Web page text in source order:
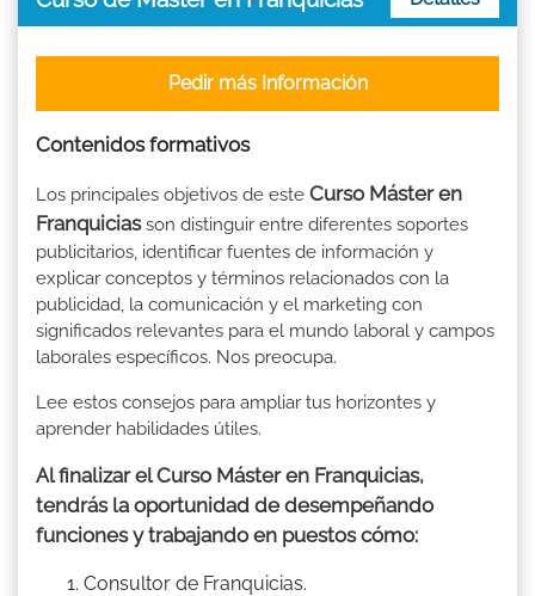
Pedir más Información
Contenidos formativos
Los principales objetivos de este Curso Máster en
Franquiciasson distinguir entre diferentes soportes
publicitarios, identificar fuentes de información y
explicar conceptos y términos relacionados con la
publicidad, la comunicación y el marketing con
significados relevantes para el mundo laboral y campos
laborales específicos. Nos preocupa.
Lee estos consejos para ampliar tus horizontes y
aprender habilidades útiles.
Al finalizar el Curso Máster en Franquicias,
tendrás la oportunidad de desempeñando
funciones y trabajando en puestos cómo:
Consultor de Franquicias.